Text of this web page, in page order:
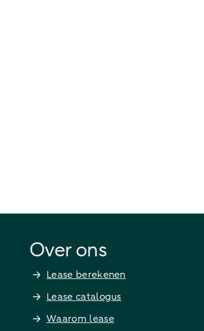
Over ons
Lease berekenen
Lease catalogus
Waarom lease